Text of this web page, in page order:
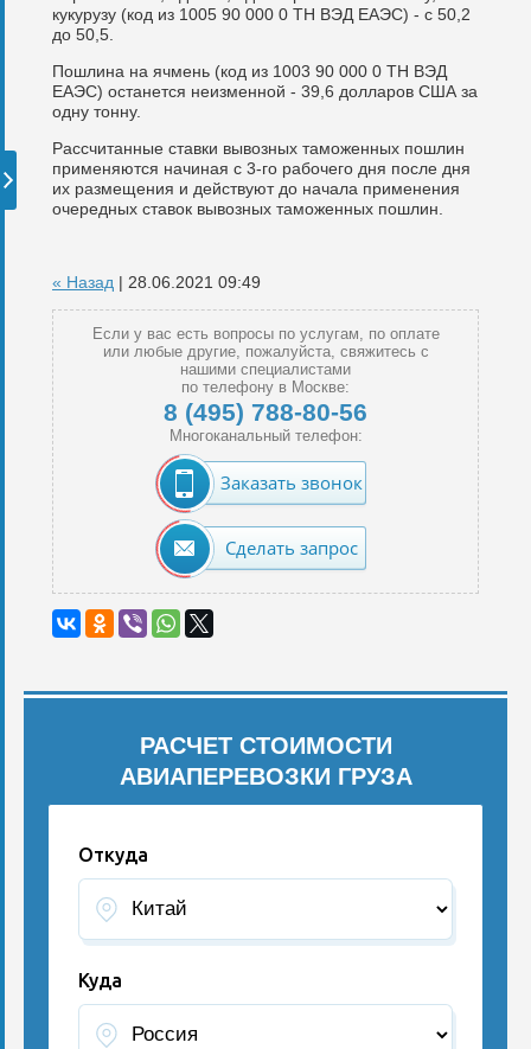
кукурузу (код из 1005 90 000 0 ТН ВЭД ЕАЭС) - с 50,2
до 50,5.
Пошлина на ячмень (код из 1003 90 000 0 ТН ВЭД
ЕАЭС) останется неизменной - 39,6 долларов США за
одну тонну.
Рассчитанные ставки вывозных таможенных пошлин
применяются начиная с 3-го рабочего дня после дня
их размещения и действуют до начала применения
очередных ставок вывозных таможенных пошлин.
« Назад | 28.06.2021 09:49
Если у вас есть вопросы по услугам, по оплате
или любые другие, пожалуйста, свяжитесь с
нашими специалистами
по телефону в Москве:
8 (495) 788-80-56
Многоканальный телефон:
Заказать звонок
Сделать запрос
РАСЧЕТ СТОИМОСТИ
АВИАПЕРЕВОЗКИ ГРУЗА
Откуда
Куда